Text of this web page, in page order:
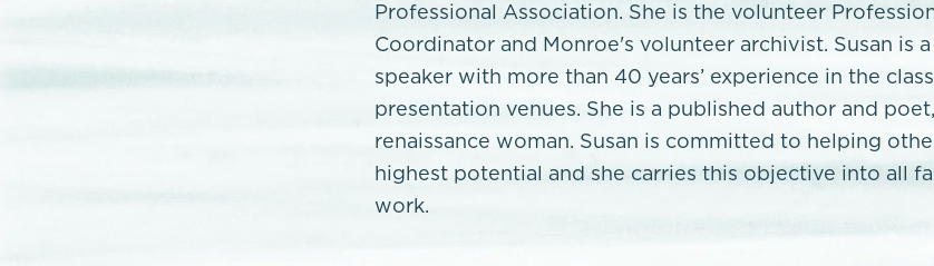
Professional Association. She is the volunteer
Coordinator and Monroe's volunteer archivist. Susan is
speaker with more than 40 years’ experience in the
presentation venues. She is a published author and
renaissance woman. Susan is committed to helping
highest potential and she carries this objective into all
work.